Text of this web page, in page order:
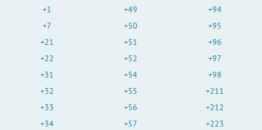
+1
+7
+21
+22
+31
+32
+33
+34
+49
+50
+51
+52
+54
+55
+56
+57
+94
+95
+96
+97
+98
+211
+212
+223